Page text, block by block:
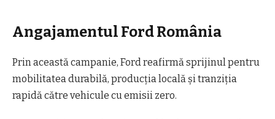
Angajamentul Ford România
Prin această campanie, Ford reafirmă sprijinul pentru
mobilitatea durabilă, producția locală și tranziția
rapidă către vehicule cu emisii zero.